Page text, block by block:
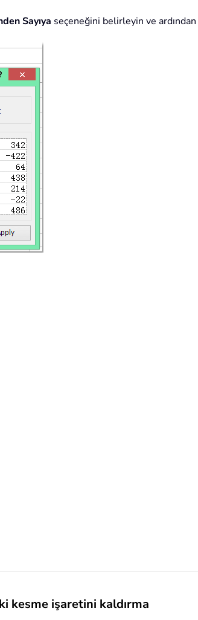
Sayıya seçeneğini belirleyin ve ardından
kesme işaretini kaldırma